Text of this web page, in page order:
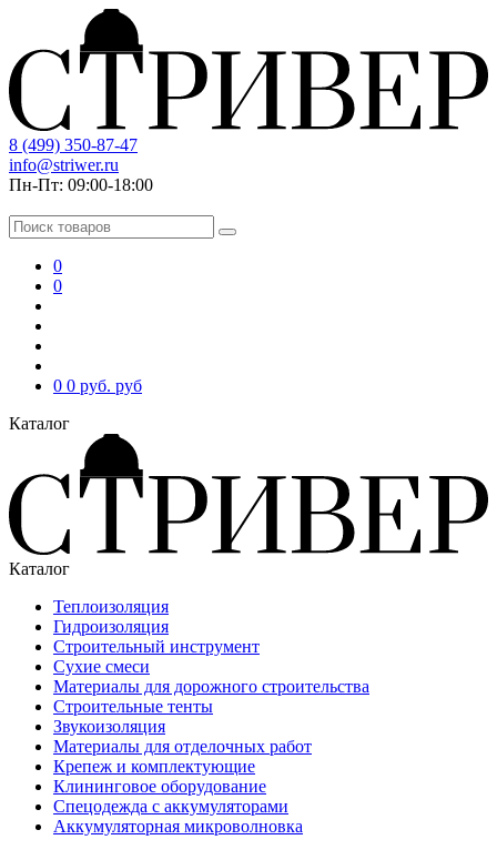
8 (499) 350-87-47
info@striwer.ru
Пн-Пт: 09:00-18:00
0
0
0 0 руб. руб
Каталог
Каталог
Теплоизоляция
Гидроизоляция
Строительный инструмент
Сухие смеси
Материалы для дорожного строительства
Строительные тенты
Звукоизоляция
Материалы для отделочных работ
Крепеж и комплектующие
Клининговое оборудование
Спецодежда с аккумуляторами
Аккумуляторная микроволновка